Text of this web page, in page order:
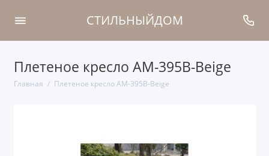
СТИЛЬНЫЙДОМ
Плетеное кресло AM-395B-Beige
Главная Плетеное кресло AM-395B-Beige